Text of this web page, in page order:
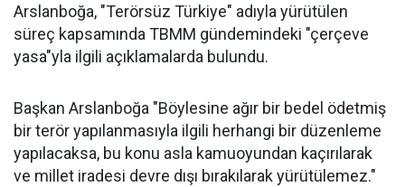
Arslanboğa, "Terörsüz Türkiye" adıyla yürütülen
süreç kapsamında TBMM gündemindeki "çerçeve
yasa"yla ilgili açıklamalarda bulundu.
Başkan Arslanboğa "Böylesine ağır bir bedel ödetmiş
bir terör yapılanmasıyla ilgili herhangi bir düzenleme
yapılacaksa, bu konu asla kamuoyundan kaçırılarak
ve millet iradesi devre dışı bırakılarak yürütülemez."